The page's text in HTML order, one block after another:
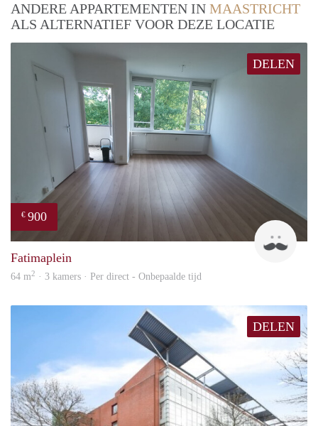
ANDERE APPARTEMENTEN IN MAASTRICHT
ALS ALTERNATIEF VOOR DEZE LOCATIE
DELEN
€ 900
Fatimaplein
64 m2 · 3 kamers · Per direct - Onbepaalde tijd
DELEN